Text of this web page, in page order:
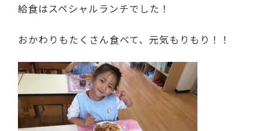
給食はスペシャルランチでした！
おかわりもたくさん食べて、元気もりもり！！